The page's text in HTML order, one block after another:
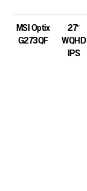
MSI Optix
G273QF
27″
WQHD
IPS